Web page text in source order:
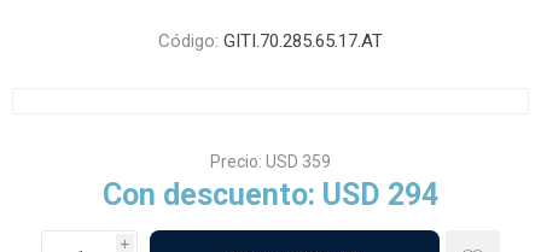
Código: GITI.70.285.65.17.AT
Precio: USD 359
Con descuento: USD 294
i